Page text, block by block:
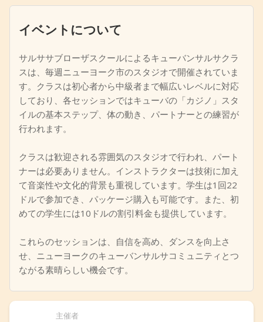
イベントについて
サルササブローザスクールによるキューバンサルサクラ
スは、毎週ニューヨーク市のスタジオで開催されていま
す。クラスは初心者から中級者まで幅広いレベルに対応
しており、各セッションではキューバの「カジノ」スタ
イルの基本ステップ、体の動き、パートナーとの練習が
行われます。
クラスは歓迎される雰囲気のスタジオで行われ、パート
ナーは必要ありません。インストラクターは技術に加え
て音楽性や文化的背景も重視しています。学生は1回22
ドルで参加でき、パッケージ購入も可能です。また、初
めての学生には10ドルの割引料金も提供しています。
これらのセッションは、自信を高め、ダンスを向上さ
せ、ニューヨークのキューバンサルサコミュニティとつ
ながる素晴らしい機会です。
主催者